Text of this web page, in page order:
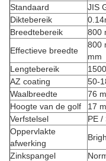
Standaard
JIS
Diktebereik
Breedtebereik
800
Effectieve breedte
800
mm
Lengtebereik
AZ coating
50-
Waalbreedte
76
Hoogte van de golf
17
Verfstelsel
PE /
Oppervlakte
afwerking
Zinkspangel